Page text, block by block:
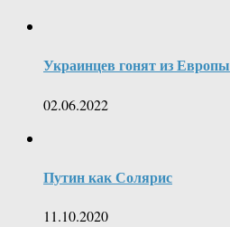
Украинцев гонят из Европы
02.06.2022
Путин как Солярис
11.10.2020